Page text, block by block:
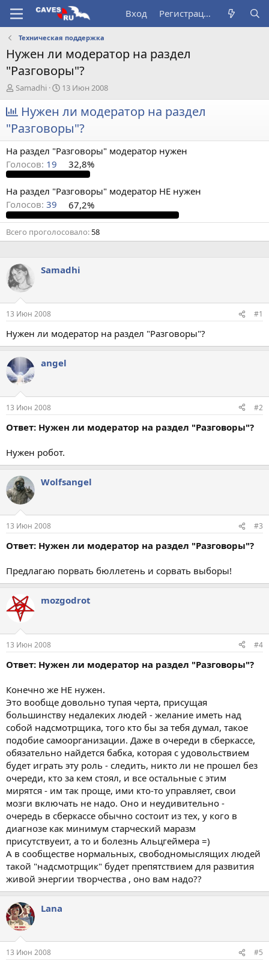
Вход Регистрация
Техническая поддержка
Нужен ли модератор на раздел
"Разговоры"?
А
в
т
о
р
т
е
м
ы
Samadhi
Д
а
т
а
н
а
ч
л
13 Июн 2008
Нужен ли модератор на раздел
"Разговоры"?
На раздел "Разговоры" модератор нужен
Голосов: 19 32,8%
На раздел "Разговоры" модератор НЕ нужен
Голосов: 39 67,2%
Всего проголосовало 58
Samadhi
13 Июн 2008 #1
Нужен ли модератор на раздел "Разговоры"?
angel
13 Июн 2008 #2
Ответ: Нужен ли модератор на раздел "Разговоры"?
Нужен робот.
Wolfsangel
13 Июн 2008 #3
Ответ: Нужен ли модератор на раздел "Разговоры"?
Предлагаю порвать бюллетень и сорвать выборы!
mоzgodrot
13 Июн 2008 #4
Ответ: Нужен ли модератор на раздел "Разговоры"?
Конечно же НЕ нужен.
Это вообще довольно тупая черта, присущая
большинству недалеких людей - желание иметь над
собой надсмотрщика, того кто бы за тебя думал, такое
подобие самоорганизации. Даже в очереди в сберкассе,
обязательно найдется бабка, которая с удовольствием
будет играть эту роль - следить, никто ли не прошел без
очереди, кто за кем стоял, и все остальные с этим
мирятся - им так проще, ими кто-то управляет, свои
мозги включать не надо. Оно и неудивительно -
очередь в сберкассе обычно состоит из тех, у кого в
диагнозе как минимум старческий маразм
присутствуеит, а то и болезнь Альцгеймера =)
А в сообществе нормальных, свободномыслящих людей
такой "надсмотрщик" будет препятствием для развития
живой энергии творчества , оно вам надо??
Lana
13 Июн 2008 #5